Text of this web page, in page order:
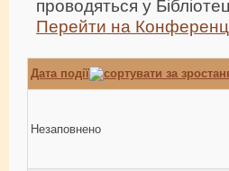
проводяться у
Перейти на
Дата події
Незаповнено